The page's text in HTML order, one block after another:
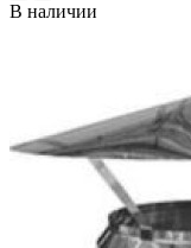
В наличии